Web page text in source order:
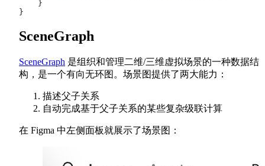
    }
}
SceneGraph
SceneGraph 是组织和管理二维/三维虚拟场景的一种数据结
构，是一个有向无环图。场景图提供了两大能力：
描述父子关系
自动完成基于父子关系的某些复杂级联计算
在 Figma 中左侧面板就展示了场景图：